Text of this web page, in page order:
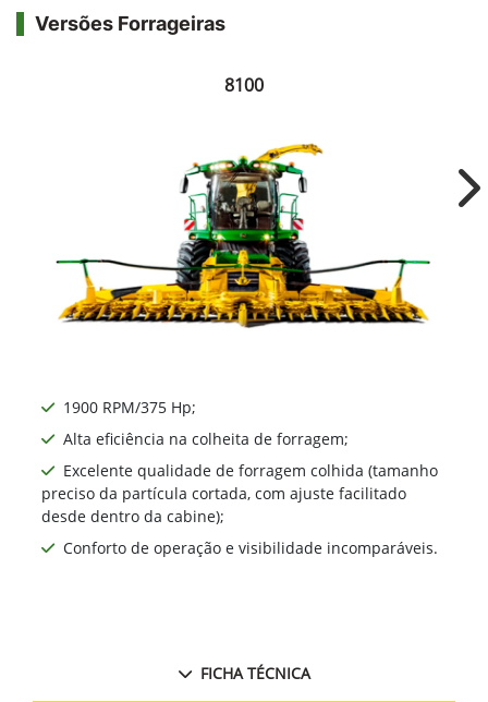
Versões Forrageiras
8100
1900 RPM/375 Hp;
Alta eficiência na colheita de forragem;
Excelente qualidade de forragem colhida (tamanho
preciso da partícula cortada, com ajuste facilitado
desde dentro da cabine);
Conforto de operação e visibilidade incomparáveis.
FICHA TÉCNICA